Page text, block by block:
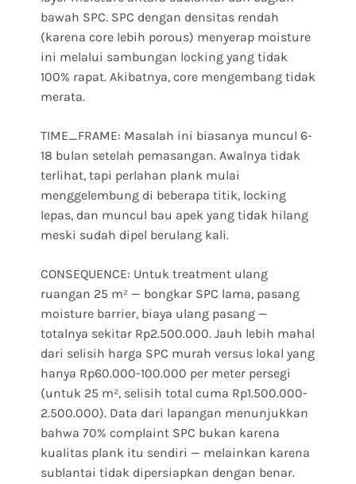
bawah SPC. SPC dengan densitas rendah
(karena core lebih porous) menyerap moisture
ini melalui sambungan locking yang tidak
100% rapat. Akibatnya, core mengembang tidak
merata.
TIME_FRAME: Masalah ini biasanya muncul 6-
18 bulan setelah pemasangan. Awalnya tidak
terlihat, tapi perlahan plank mulai
menggelembung di beberapa titik, locking
lepas, dan muncul bau apek yang tidak hilang
meski sudah dipel berulang kali.
CONSEQUENCE: Untuk treatment ulang
ruangan 25 m² — bongkar SPC lama, pasang
moisture barrier, biaya ulang pasang —
totalnya sekitar Rp2.500.000. Jauh lebih mahal
dari selisih harga SPC murah versus lokal yang
hanya Rp60.000-100.000 per meter persegi
(untuk 25 m², selisih total cuma Rp1.500.000-
2.500.000). Data dari lapangan menunjukkan
bahwa 70% complaint SPC bukan karena
kualitas plank itu sendiri — melainkan karena
sublantai tidak dipersiapkan dengan benar.